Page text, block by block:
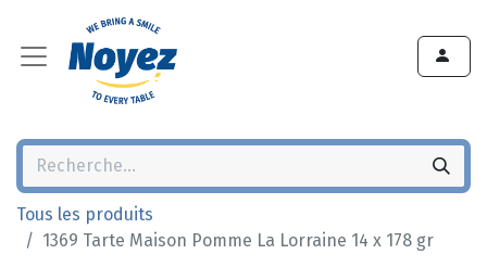
Tous les produits
1369 Tarte Maison Pomme La Lorraine 14 x 178 gr